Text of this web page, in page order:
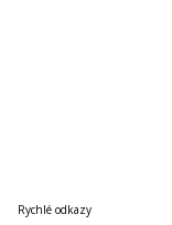
Rychlé odkazy